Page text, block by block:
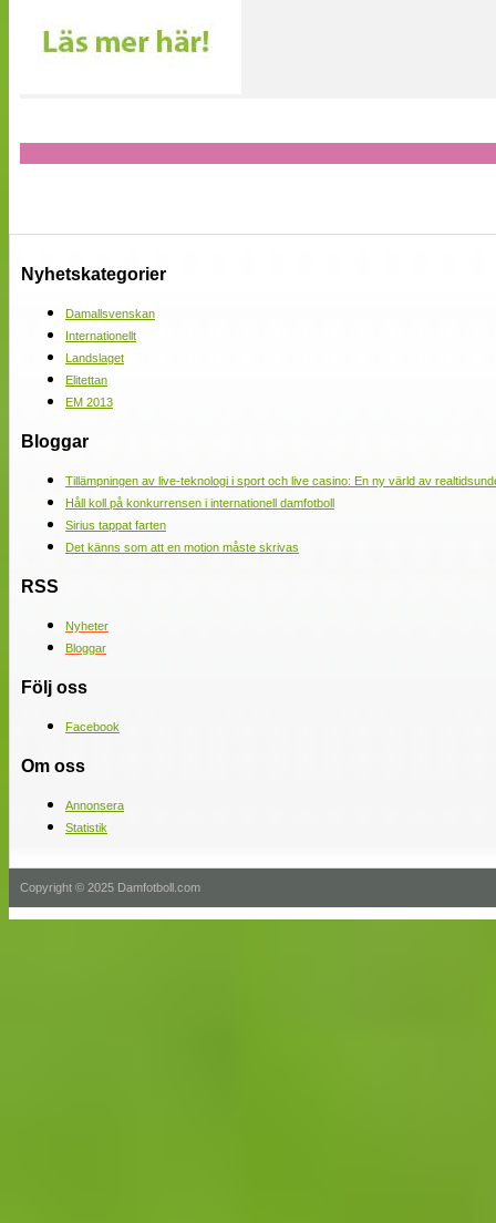
Nyhetskategorier
Damallsvenskan
Internationellt
Landslaget
Elitettan
EM 2013
Bloggar
Tillämpningen av live-teknologi i sport och live casino: En ny värld av
Håll koll på konkurrensen i internationell damfotboll
Sirius tappat farten
Det känns som att en motion måste skrivas
RSS
Nyheter
Bloggar
Följ oss
Facebook
Om oss
Annonsera
Statistik
Copyright © 2025 Damfotboll.com